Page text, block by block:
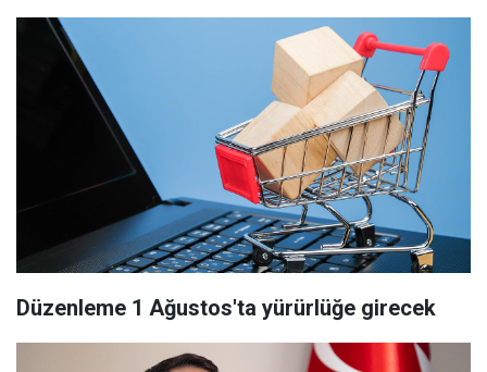
Düzenleme 1 Ağustos'ta yürürlüğe girecek